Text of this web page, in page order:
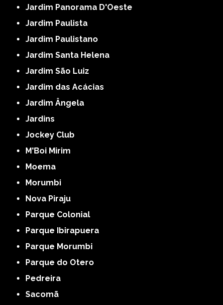
Jardim Panorama D'Oeste
Jardim Paulista
Jardim Paulistano
Jardim Santa Helena
Jardim São Luiz
Jardim das Acácias
Jardim Ângela
Jardins
Jockey Club
M'Boi Mirim
Moema
Morumbi
Nova Piraju
Parque Colonial
Parque Ibirapuera
Parque Morumbi
Parque do Otero
Pedreira
Sacomã